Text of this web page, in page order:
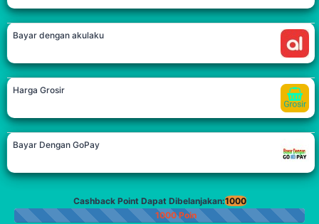
Bayar dengan akulaku
Harga Grosir
Bayar Dengan GoPay
Cashback Point Dapat Dibelanjakan:1000
1000 Poin